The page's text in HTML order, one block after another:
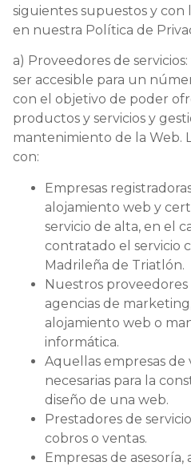
siguientes supuestos y con
en nuestra Política de
a) Proveedores de
ser accesible para un
con el objetivo de poder
productos y servicios y
mantenimiento de la Web.
con:
Empresas
alojamiento web y
servicio de alta, en el
contratado el servicio
Madrileña de Triatlón.
Nuestros
agencias de
alojamiento web o
informática.
Aquellas empresas
necesarias para la
diseño de una web.
Prestadores de
cobros o ventas.
Empresas de